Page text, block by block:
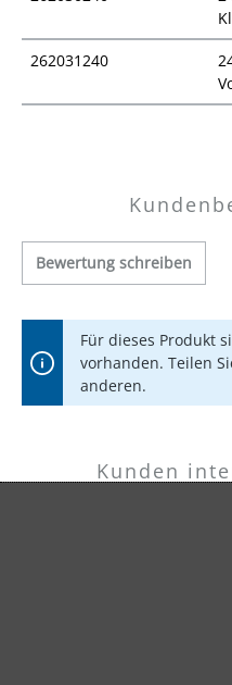
262031240
Bewertung schreiben
Für dieses Produkt
vorhanden. Teilen
anderen.
Kunden